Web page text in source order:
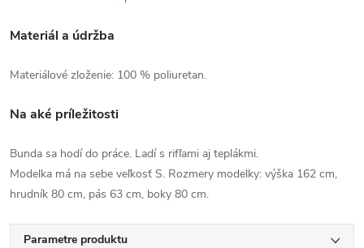
Materiál a údržba
Materiálové zloženie: 100 % poliuretan.
Na aké príležitosti
Bunda sa hodí do práce. Ladí s rifľami aj teplákmi.
Modelka má na sebe veľkosť S. Rozmery modelky: výška 162 cm,
hrudník 80 cm, pás 63 cm, boky 80 cm.
Parametre produktu